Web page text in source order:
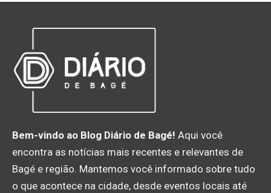
Bem-vindo ao Blog Diário de Bagé! Aqui você
encontra as notícias mais recentes e relevantes de
Bagé e região. Mantemos você informado sobre tudo
o que acontece na cidade, desde eventos locais até